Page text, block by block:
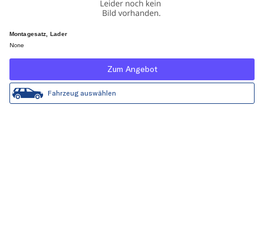
Montagesatz, Lader
None
Zum Angebot
Fahrzeug auswählen